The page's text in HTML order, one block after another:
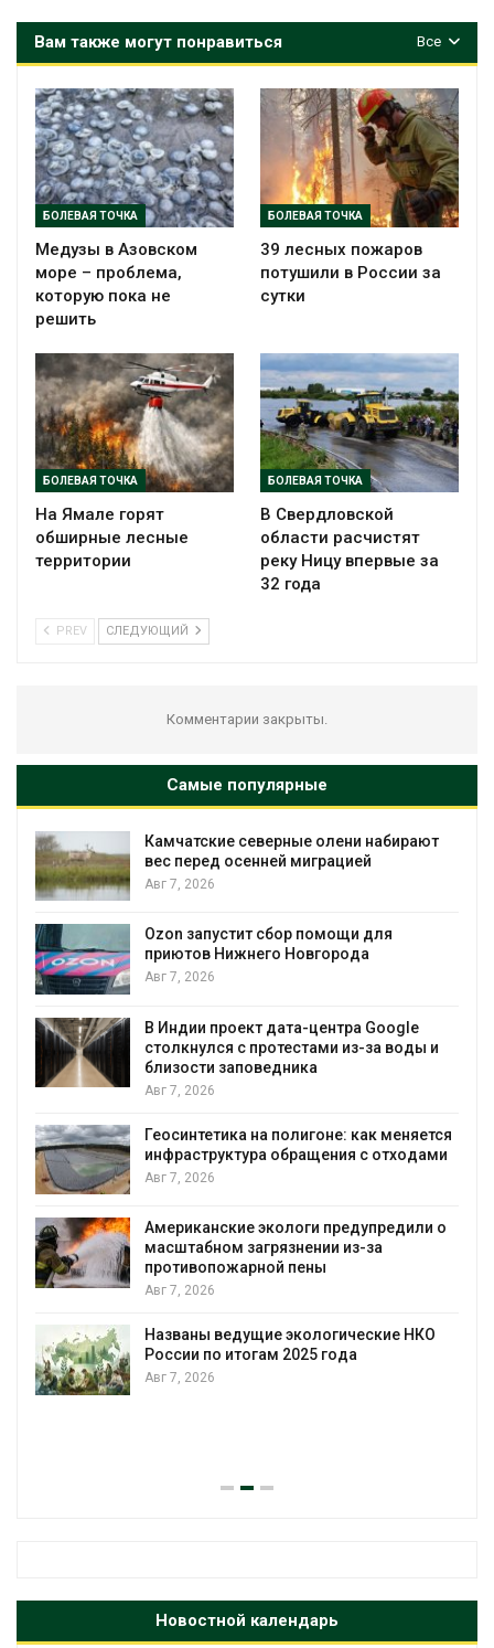
Все
Вам также могут понравиться
БОЛЕВАЯ ТОЧКА
Медузы в Азовском
море – проблема,
которую пока не
решить
БОЛЕВАЯ ТОЧКА
39 лесных пожаров
потушили в России за
сутки
БОЛЕВАЯ ТОЧКА
На Ямале горят
обширные лесные
территории
БОЛЕВАЯ ТОЧКА
В Свердловской
области расчистят
реку Ницу впервые за
32 года
PREV СЛЕДУЮЩИЙ
Комментарии закрыты.
Самые популярные
Камчатские северные олени набирают
вес перед осенней миграцией
Авг 7, 2026
Ozon запустит сбор помощи для
приютов Нижнего Новгорода
Авг 7, 2026
В Индии проект дата-центра Google
столкнулся с протестами из-за воды и
близости заповедника
Авг 7, 2026
Геосинтетика на полигоне: как меняется
инфраструктура обращения с отходами
Авг 7, 2026
Американские экологи предупредили о
масштабном загрязнении из-за
противопожарной пены
Авг 7, 2026
Названы ведущие экологические НКО
России по итогам 2025 года
Авг 7, 2026
Новостной календарь